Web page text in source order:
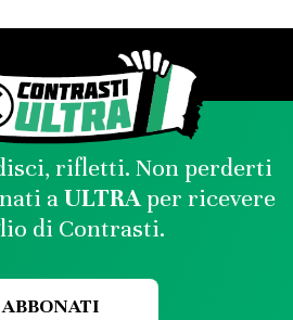
rifletti. Non perderti
aULTRAper ricevere
di Contrasti.
ABBONATI